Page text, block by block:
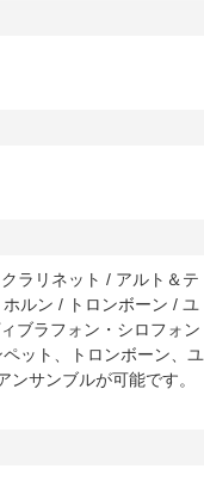
ラリネット / アルト＆テ
ルン / トロンボーン / ユ
ブラフォン・シロフォン
ット、トロンボーン、ユ
サンブルが可能です。